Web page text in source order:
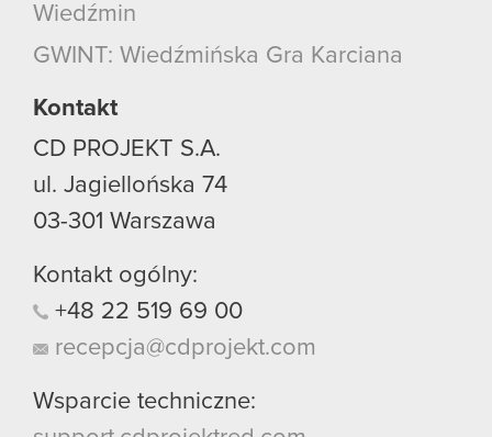
Wiedźmin
GWINT: Wiedźmińska Gra Karciana
Kontakt
CD PROJEKT S.A.
ul. Jagiellońska 74
03-301 Warszawa
Kontakt ogólny:
+48 22 519 69 00
recepcja@cdprojekt.com
Wsparcie techniczne: